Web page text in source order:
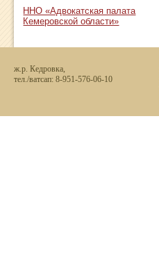
ННО «Адвокатская палата
Кемеровской области»
ж.р. Кедровка,
тел./ватсап: 8-951-576-06-10